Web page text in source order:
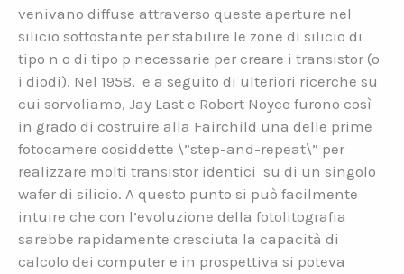
venivano diffuse attraverso queste aperture nel
silicio sottostante per stabilire le zone di silicio di
tipo n o di tipo p necessarie per creare i transistor (o
i diodi). Nel 1958, e a seguito di ulteriori ricerche su
cui sorvoliamo, Jay Last e Robert Noyce furono così
in grado di costruire alla Fairchild una delle prime
fotocamere cosiddette \”step-and-repeat\” per
realizzare molti transistor identici su di un singolo
wafer di silicio. A questo punto si può facilmente
intuire che con l’evoluzione della fotolitografia
sarebbe rapidamente cresciuta la capacità di
calcolo dei computer e in prospettiva si poteva